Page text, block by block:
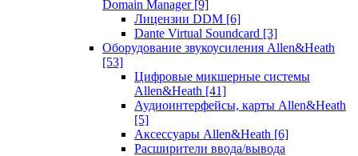
Domain Manager [9]
Лицензии DDM [6]
Dante Virtual Soundcard [3]
Оборудование звукоусиления Allen&Heath
[53]
Цифровые микшерные системы
Allen&Heath [41]
Аудиоинтерфейсы, карты Allen&Heath
[5]
Аксессуары Allen&Heath [6]
Расширители ввода/вывода